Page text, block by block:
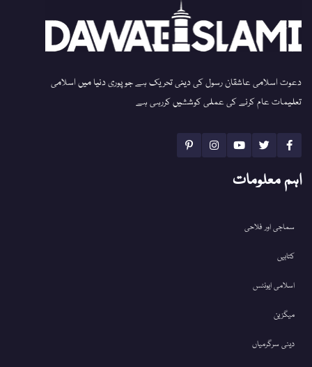
دعوت اسلامی عاشقان رسول کی دینی تحریک ہے جو پوری دنیا میں اسلامی
تعلیمات عام کرنے کی عملی کوششیں کررہی ہے
اہم معلومات
سماجی اور فلاحی
کتابیں
اسلامی ایونٹس
میگزین
دینی سرگرمیاں